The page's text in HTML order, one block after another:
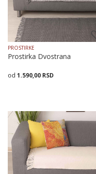
PROSTIRKE
Prostirka Dvostrana
1.590,00 RSD
Veličina
70X120 70X160 70X200
Dodaj u